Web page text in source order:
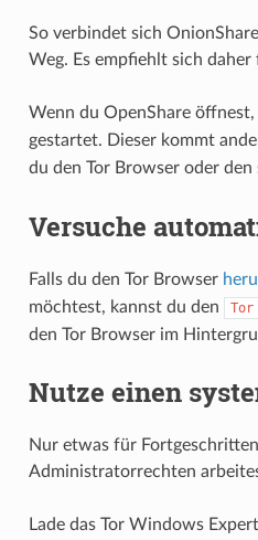
So verbindet sich
Weg. Es empfiehlt sich
Wenn du OpenShare
gestartet. Dieser kommt
du den Tor Browser oder
Versuche
Falls du den Tor Browser
möchtest, kannst du den
Tor
den Tor Browser im
Nutze einen
Nur etwas für
Administratorrechten
Lade das Tor Windows